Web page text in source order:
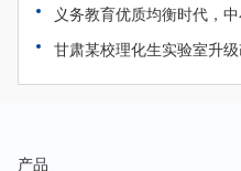
产品